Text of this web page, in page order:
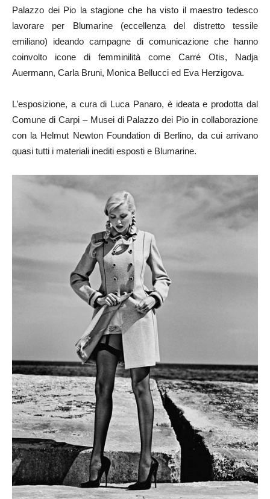
Palazzo dei Pio la stagione che ha visto il maestro tedesco
lavorare per Blumarine (eccellenza del distretto tessile
emiliano) ideando campagne di comunicazione che hanno
coinvolto icone di femminilità come Carré Otis, Nadja
Auermann, Carla Bruni, Monica Bellucci ed Eva Herzigova.
L’esposizione, a cura di Luca Panaro, è ideata e prodotta dal
Comune di Carpi – Musei di Palazzo dei Pio in collaborazione
con la Helmut Newton Foundation di Berlino, da cui arrivano
quasi tutti i materiali inediti esposti e Blumarine.